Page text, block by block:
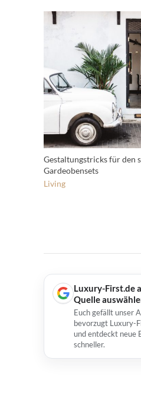
Gestaltungstricks für den
Gardeobensets
Living
Luxury-First.de
Quelle
Euch gefällt unser
bevorzugt Luxury-
und entdeckt neue
schneller.